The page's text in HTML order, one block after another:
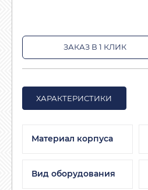
ЗАКАЗ В 1 КЛИК
ХАРАКТЕРИСТИКИ
Материал корпуса
Вид оборудования